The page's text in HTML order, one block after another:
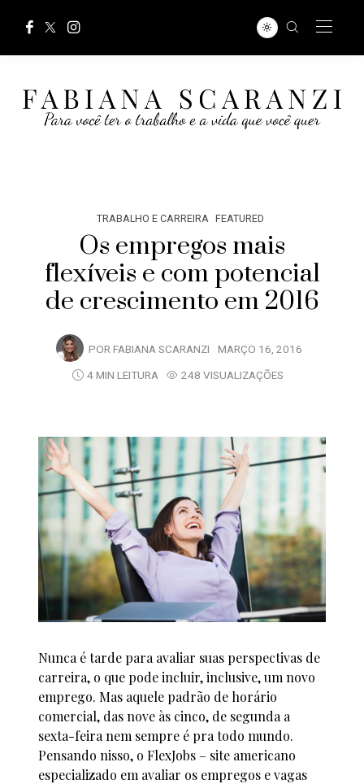
TRABALHO E CARREIRA FEATURED
Os empregos mais
flexíveis e com potencial
de crescimento em 2016
POR FABIANA SCARANZI MARÇO 16, 2016
4 MIN LEITURA
248 VISUALIZAÇÕES
Nunca é tarde para avaliar suas perspectivas de
carreira, o que pode incluir, inclusive, um novo
emprego. Mas aquele padrão de horário
comercial, das nove às cinco, de segunda a
sexta-feira nem sempre é pra todo mundo.
Pensando nisso, o FlexJobs – site americano
especializado em avaliar os empregos e vagas